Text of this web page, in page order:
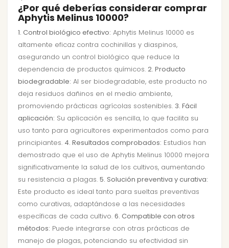
¿Por qué deberías considerar comprar
Aphytis Melinus 10000?
1. Control biológico efectivo: Aphytis Melinus 10000 es
altamente eficaz contra cochinillas y diaspinos,
asegurando un control biológico que reduce la
dependencia de productos químicos. 2. Producto
biodegradable: Al ser biodegradable, este producto no
deja residuos dañinos en el medio ambiente,
promoviendo prácticas agrícolas sostenibles. 3. Fácil
aplicación: Su aplicación es sencilla, lo que facilita su
uso tanto para agricultores experimentados como para
principiantes. 4. Resultados comprobados: Estudios han
demostrado que el uso de Aphytis Melinus 10000 mejora
significativamente la salud de los cultivos, aumentando
su resistencia a plagas. 5. Solución preventiva y curativa:
Este producto es ideal tanto para sueltas preventivas
como curativas, adaptándose a las necesidades
específicas de cada cultivo. 6. Compatible con otros
métodos: Puede integrarse con otras prácticas de
manejo de plagas, potenciando su efectividad sin